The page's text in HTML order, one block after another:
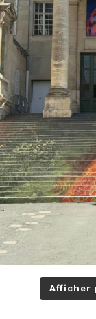
Afficher